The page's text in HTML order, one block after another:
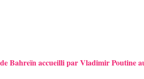
Bahreïn accueilli par Vladimir Poutine